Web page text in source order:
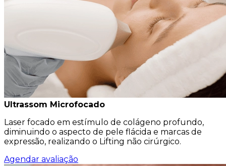
Ultrassom Microfocado
Laser focado em estímulo de colágeno profundo,
diminuindo o aspecto de pele flácida e marcas de
expressão, realizando o Lifting não cirúrgico.
Agendar avaliação